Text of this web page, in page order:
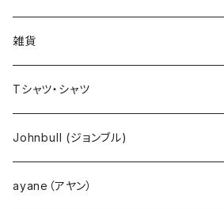
kelen（ケレン）
NANGA（ナンガ）
go slow caravan（ゴースローキャラバン）
AOZORA（あおぞら）
ayane（アヤン）
Dignite collier（ディニテ コリエ）
CHIGNON（シニヨン）
YENN（イエン）
ASFVLT（アスファルト）
EMU(エミュー )
bueno (ブエノ)
PUPE（プーペ）
雑貨
バッグ
エプロン
帽子
Tシャツ・シャツ
Johnbull (ジョンブル)
ayane（アヤン）